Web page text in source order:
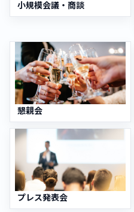
小規模会議・商談
懇親会
プレス発表会